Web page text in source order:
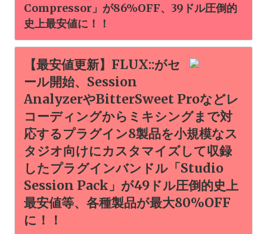
Compressor」が86%OFF、39ドル圧倒的
史上最安値に！！
【最安値更新】FLUX::がセ
ール開始、Session
AnalyzerやBitterSweet Proなどレ
コーディングからミキシングまで対
応するプラグイン8製品を小規模なス
タジオ向けにカスタマイズして収録
したプラグインバンドル「Studio
Session Pack」が49ドル圧倒的史上
最安値等、各種製品が最大80%OFF
に！！